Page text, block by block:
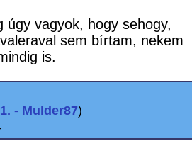
úgy vagyok, hogy sehogy,
sem bírtam, nekem
is.
- Mulder87)